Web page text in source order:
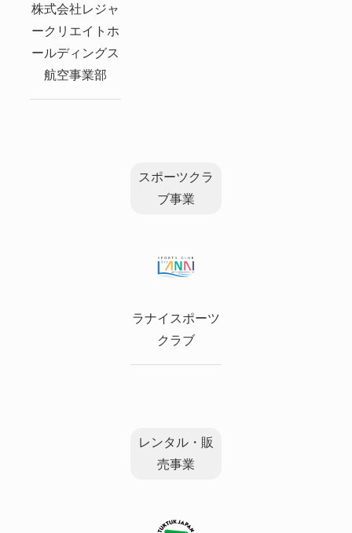
株式会社レジャ
ークリエイトホ
ールディングス
航空事業部
スポーツクラ
ブ事業
ラナイスポーツ
クラブ
レンタル・販
売事業